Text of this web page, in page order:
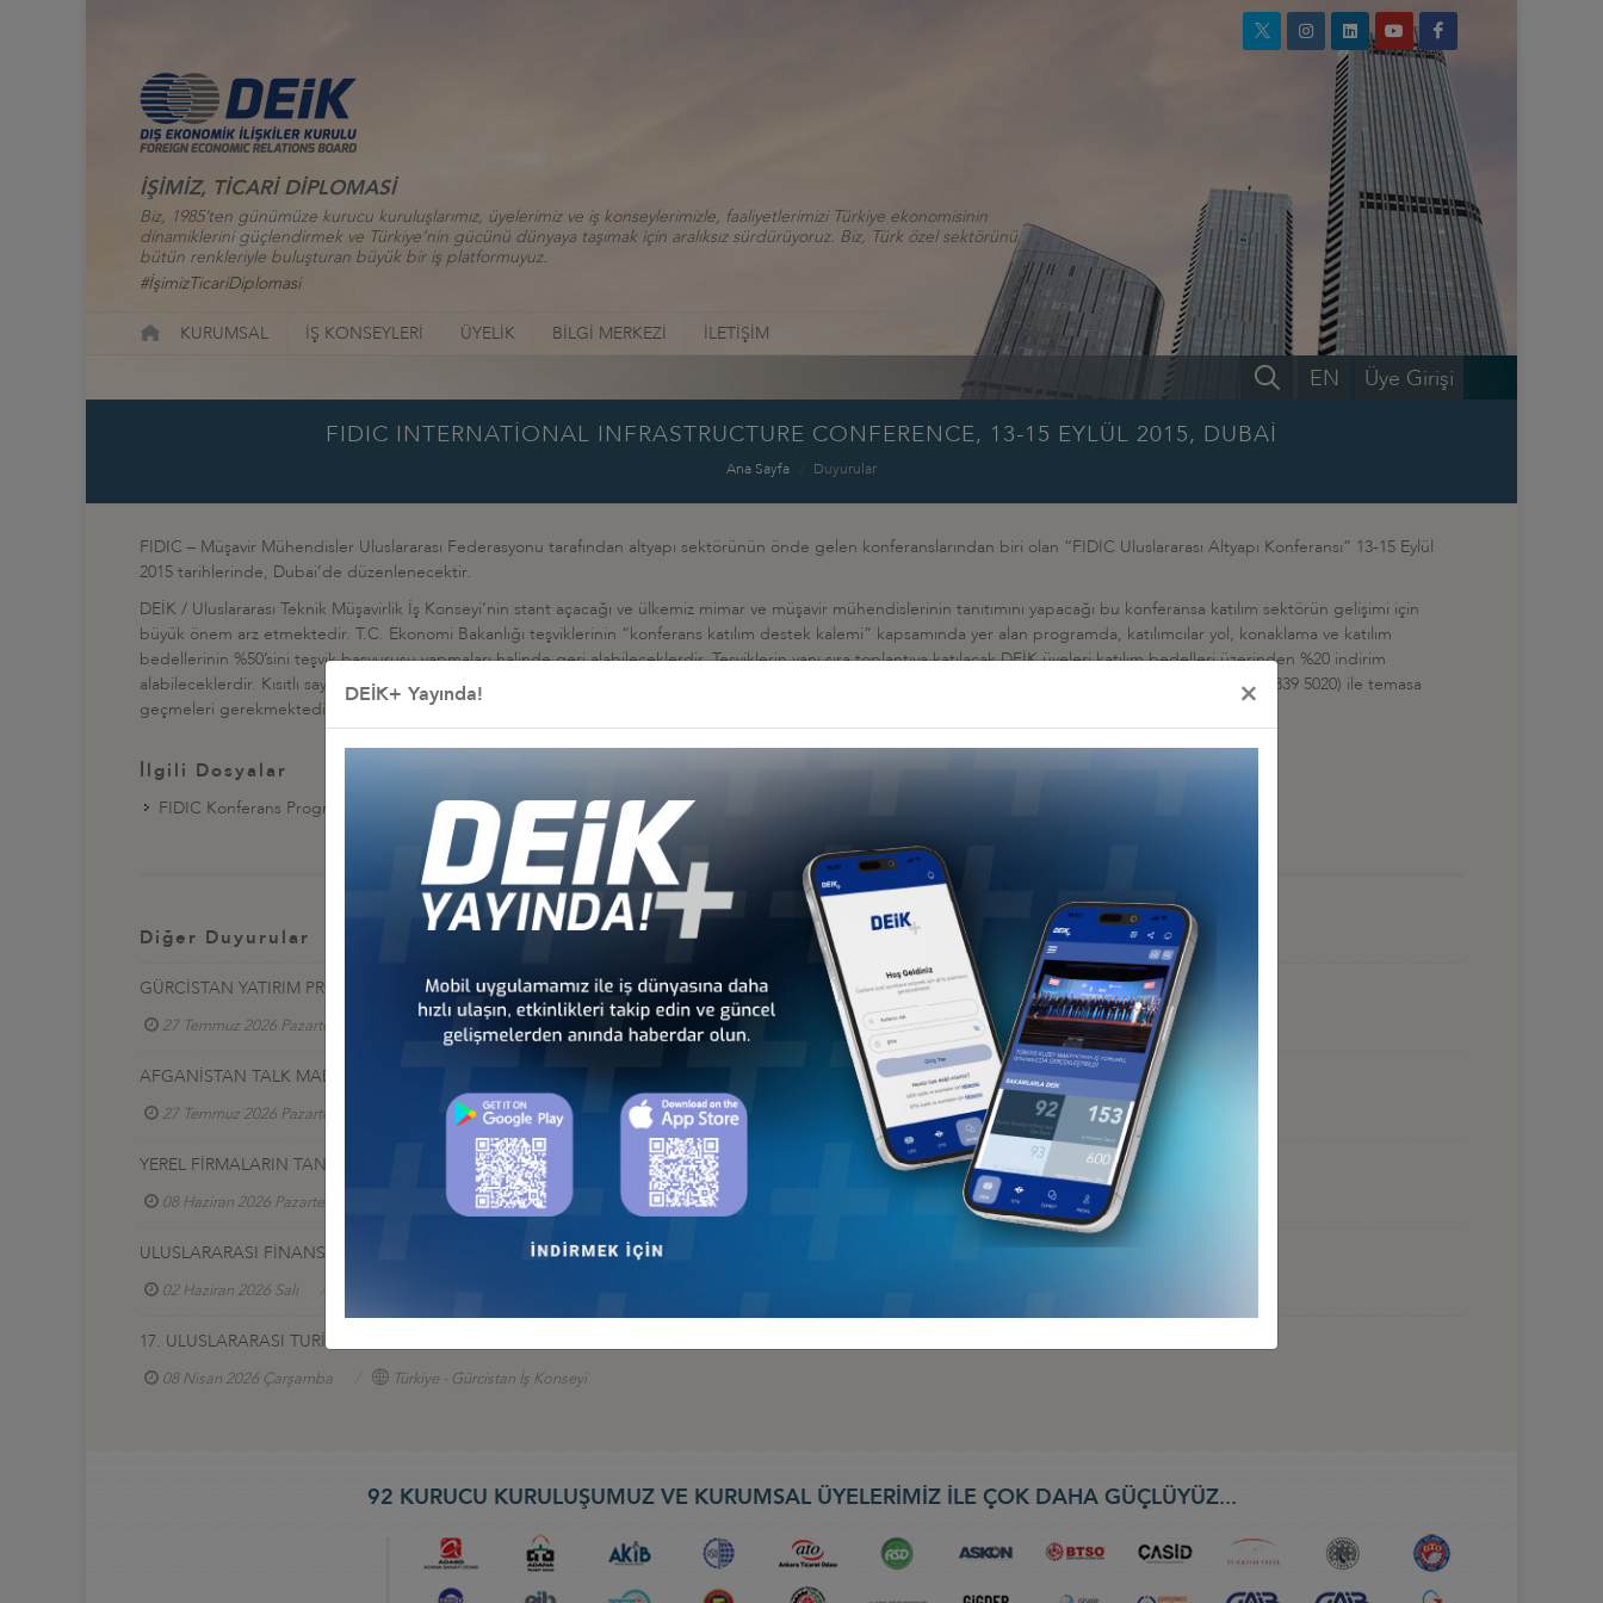
İŞİMİZ, TİCARİ DİPLOMASİ
Biz, 1985’ten günümüze kurucu kuruluşlarımız, üyelerimiz ve iş konseylerimizle, faaliyetlerimizi Türkiye ekonomisinin
dinamiklerini güçlendirmek ve Türkiye’nin gücünü dünyaya taşımak için aralıksız sürdürüyoruz. Biz, Türk özel sektörünü
bütün renkleriyle buluşturan büyük bir iş platformuyuz.
#İşimizTicariDiplomasi
KURUMSAL İŞ KONSEYLERİ ÜYELİK BİLGİ MERKEZİ İLETİŞİM
Üye Girişi
EN
FIDIC INTERNATİONAL INFRASTRUCTURE CONFERENCE, 13-15 EYLÜL 2015, DUBAİ
Ana Sayfa Duyurular
FIDIC – Müşavir Mühendisler Uluslararası Federasyonu tarafından altyapı sektörünün önde gelen konferanslarından biri olan “FIDIC Uluslararası Altyapı Konferansı” 13-15 Eylül
2015 tarihlerinde, Dubai’de düzenlenecektir.
DEİK / Uluslararası Teknik Müşavirlik İş Konseyi’nin stant açacağı ve ülkemiz mimar ve müşavir mühendislerinin tanıtımını yapacağı bu konferansa katılım sektörün gelişimi için
büyük önem arz etmektedir. T.C. Ekonomi Bakanlığı teşviklerinin “konferans katılım destek kalemi” kapsamında yer alan programda, katılımcılar yol, konaklama ve katılım
bedellerinin %50’sini teşvik başvurusu yapmaları halinde geri alabileceklerdir. Teşviklerin yanı sıra toplantıya katılacak DEİK üyeleri katılım bedelleri üzerinden %20 indirim
alabileceklerdir. Kısıtlı sayıda katılımcıya temin edilecek olan indirim bedeli için katılımcıların DEİK (Nil Osmanoğlu, e-mail:
, 0212 339 5020) ile temasa
geçmeleri gerekmektedir. Konferans hakkında detaylı bilgi
İlgili Dosyalar
FIDIC Konferans Programı
Diğer Duyurular
GÜRCİSTAN YATIRIM PROJELERİ HK.
27 Temmuz 2026 Pazartesi Türkiye - Gürcistan İş Konseyi
AFGANİSTAN TALK MADEN SAHASI GELİŞTİRME İHALESİ HK
27 Temmuz 2026 Pazartesi Türkiye - Afganistan İş Konseyi
YEREL FİRMALARIN TANITIM SERGİSİ, 17-20 HAZİRAN 2026, BAKÜ
08 Haziran 2026 Pazartesi Türkiye - Azerbaycan İş Konseyi
ULUSLARARASI FİNANS VE BANKACILIK ZİRVESİ 2026: TÜRK DEVLETLERİNİN KÜRESELFİNANSAL ENTEGRASYONU, 9-10 HAZİRAN 2026, BAKÜ
02 Haziran 2026 Salı
17. ULUSLARARASI TURİZM VE OTEL EKİPMANLARI (EBIT 2026) FUARI, 30 NİSAN-2 MAYIS 2026, BATUM
08 Nisan 2026 Çarşamba Türkiye - Gürcistan İş Konseyi
92 KURUCU KURULUŞUMUZ VE KURUMSAL ÜYELERİMİZ İLE ÇOK DAHA GÜÇLÜYÜZ...
DEİK+ Yayında! ×